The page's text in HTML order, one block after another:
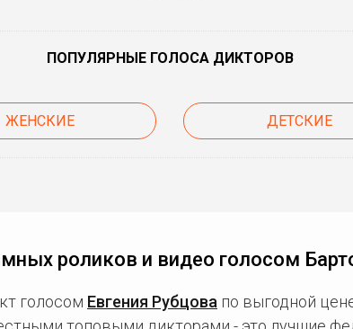
ПОПУЛЯРНЫЕ ГОЛОСА ДИКТОРОВ
ЖЕНСКИЕ ДЕТСКИЕ
роликов и видео голосом
голосом Евгения Рубцова по выгодной